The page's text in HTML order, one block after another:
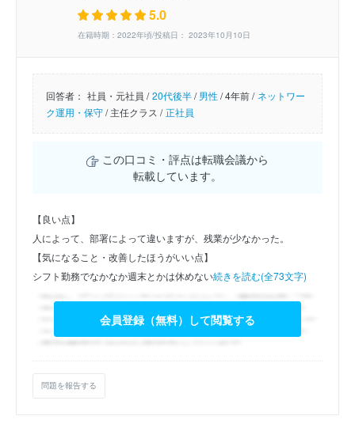
5.0
在籍時期：2022年頃/投稿日： 2023年10月10日
回答者： 社員・元社員 / 20代後半/男性/4年前 / ネットワー
ク運用・保守/主任クラス / 正社員
この口コミ・評点は転職会議から
転載しています。
【良い点】
人によって、部署によって違いますが、残業が少なかった。
【気になること・改善したほうがいい点】
シフト勤務でなかなか週末とかは休めない続きを読む(全73文字)
会員登録（無料）して閲覧する
問題を報告する